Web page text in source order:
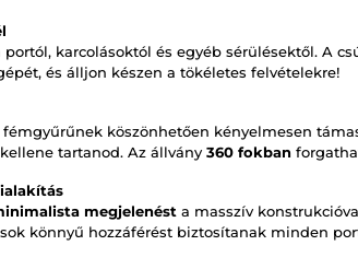
karcolásoktól és egyéb sérülésektől. A
és álljon készen a tökéletes felvételekre!
köszönhetően kényelmesen
tartanod. Az állvány 360 fokban
megjelenést a masszív
könnyű hozzáférést biztosítanak minden